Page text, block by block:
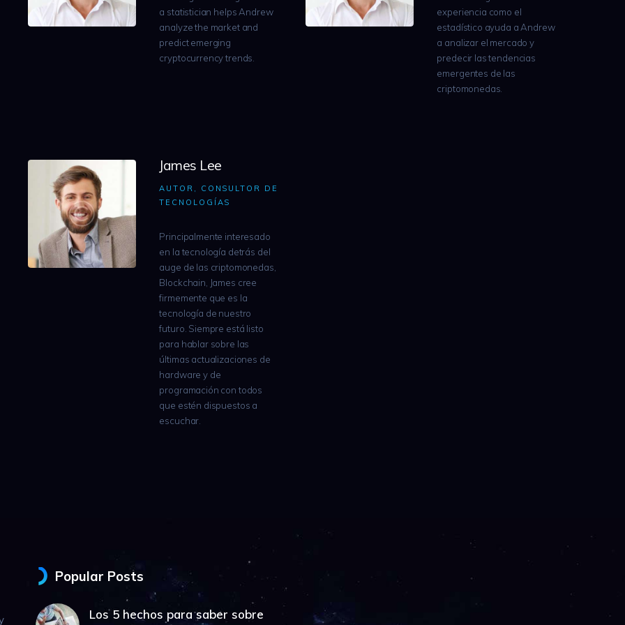
a statistician helps Andrew
analyze the market and
predict emerging
cryptocurrency trends.
experiencia como el
estadístico ayuda a Andrew
a analizar el mercado y
predecir las tendencias
emergentes de las
criptomonedas.
James Lee
AUTOR, CONSULTOR DE
TECNOLOGÍAS
Principalmente interesado
en la tecnología detrás del
auge de las criptomonedas,
Blockchain, James cree
firmemente que es la
tecnología de nuestro
futuro. Siempre está listo
para hablar sobre las
últimas actualizaciones de
hardware y de
programación con todos
que estén dispuestos a
escuchar.
Popular Posts
Los 5 hechos para saber sobre